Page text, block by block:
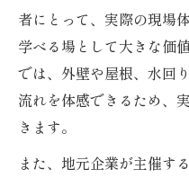
者にとって、実際の現場
学べる場として大きな価
では、外壁や屋根、水回
流れを体感できるため、
きます。
また、地元企業が主催す